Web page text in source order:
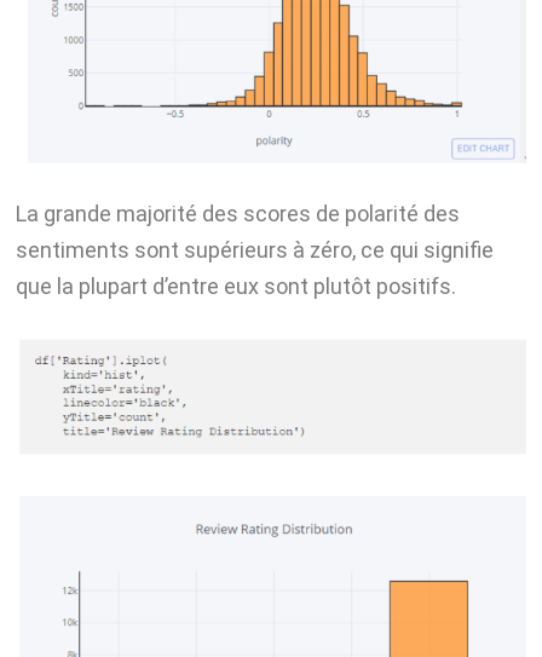
La grande majorité des scores de polarité des
sentiments sont supérieurs à zéro, ce qui signifie
que la plupart d’entre eux sont plutôt positifs.